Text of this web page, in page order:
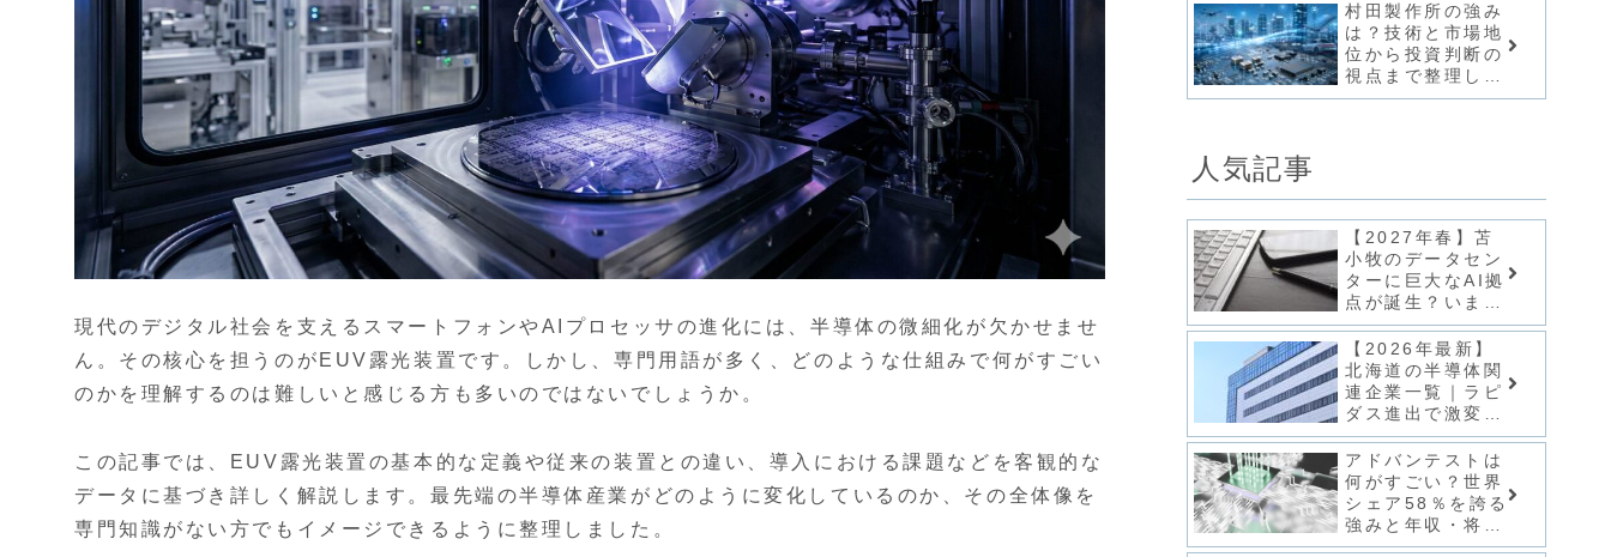
現代のデジタル社会を支えるスマートフォンやAIプロセッサの進化には、半導体の微細化が欠かせませ
ん。その核心を担うのがEUV露光装置です。しかし、専門用語が多く、どのような仕組みで何がすごい
のかを理解するのは難しいと感じる方も多いのではないでしょうか。
この記事では、EUV露光装置の基本的な定義や従来の装置との違い、導入における課題などを客観的な
データに基づき詳しく解説します。最先端の半導体産業がどのように変化しているのか、その全体像を
専門知識がない方でもイメージできるように整理しました。
村田製作所の強み
は？技術と市場地
位から投資判断の
視点まで整理して
解説
人気記事
【2027年春】苫
小牧のデータセン
ターに巨大なAI拠
点が誕生？いま話
題のデータセンタ
ーニュースをわか
りやすくまとめて
みた！
【2026年最新】
北海道の半導体関
連企業一覧｜ラピ
ダス進出で激変す
る千歳・札幌の現
状と未来
アドバンテストは
何がすごい？世界
シェア58％を誇る
強みと年収・将来
性を徹底解説